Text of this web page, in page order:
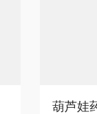
葫芦娃